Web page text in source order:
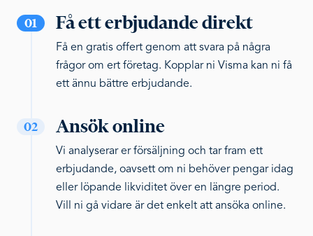
01 Få ett erbjudande direkt
Få en gratis offert genom att svara på några
frågor om ert företag. Kopplar ni Visma kan ni få
ett ännu bättre erbjudande.
02 Ansök online
Vi analyserar er försäljning och tar fram ett
erbjudande, oavsett om ni behöver pengar idag
eller löpande likviditet över en längre period.
Vill ni gå vidare är det enkelt att ansöka online.